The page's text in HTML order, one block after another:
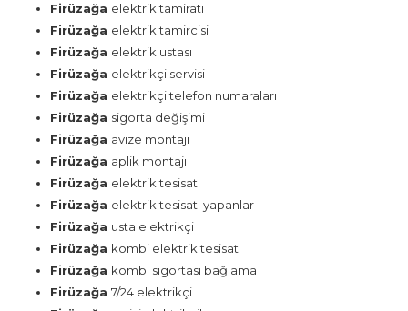
Firüzağa elektrik tamiratı
Firüzağa elektrik tamircisi
Firüzağa elektrik ustası
Firüzağa elektrikçi servisi
Firüzağa elektrikçi telefon numaraları
Firüzağa sigorta değişimi
Firüzağa avize montajı
Firüzağa aplik montajı
Firüzağa elektrik tesisatı
Firüzağa elektrik tesisatı yapanlar
Firüzağa usta elektrikçi
Firüzağa kombi elektrik tesisatı
Firüzağa kombi sigortası bağlama
Firüzağa 7/24 elektrikçi